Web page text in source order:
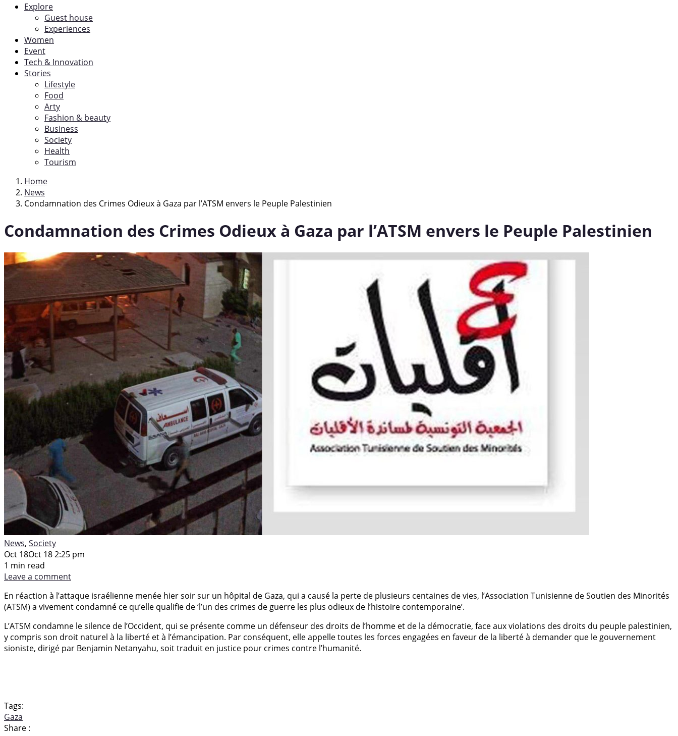
Explore
Guest house
Experiences
Women
Event
Tech & Innovation
Stories
Lifestyle
Food
Arty
Fashion & beauty
Business
Society
Health
Tourism
Home
News
Condamnation des Crimes Odieux à Gaza par l’ATSM envers le Peuple Palestinien
Condamnation des Crimes Odieux à Gaza par l’ATSM envers le Peuple Palestinien
News, Society
Oct 18Oct 18 2:25 pm
1 min read
Leave a comment
En réaction à l’attaque israélienne menée hier soir sur un hôpital de Gaza, qui a causé la perte de plusieurs centaines de vies, l’Association Tunisienne de Soutien des Minorités
(ATSM) a vivement condamné ce qu’elle qualifie de ‘l’un des crimes de guerre les plus odieux de l’histoire contemporaine’.
L’ATSM condamne le silence de l’Occident, qui se présente comme un défenseur des droits de l’homme et de la démocratie, face aux violations des droits du peuple palestinien,
y compris son droit naturel à la liberté et à l’émancipation. Par conséquent, elle appelle toutes les forces engagées en faveur de la liberté à demander que le gouvernement
sioniste, dirigé par Benjamin Netanyahu, soit traduit en justice pour crimes contre l’humanité.
Tags:
Gaza
Share :